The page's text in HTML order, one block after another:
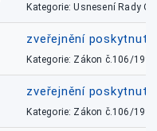
Kategorie: Usnesení Rady
zveřejnění
Kategorie: Zákon č.106/1999
zveřejnění
Kategorie: Zákon č.106/1999